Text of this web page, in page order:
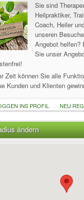
Sie sind
Heilpraktiker,
Coach, Heiler
unseren
Angebot helfen?
Sie unser
Zeit können Sie alle
Kunden und Klienten
INS PROFIL NEU
ändern